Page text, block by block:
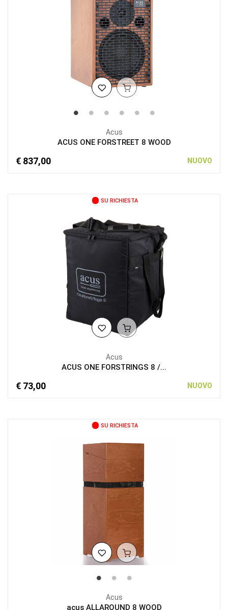
Acus
ACUS ONE FORSTREET 8 WOOD
€ 837,00 NUOVO
SU RICHIESTA
Acus
ACUS ONE FORSTRINGS 8 /...
€ 73,00 NUOVO
SU RICHIESTA
Acus
acus ALLAROUND 8 WOOD